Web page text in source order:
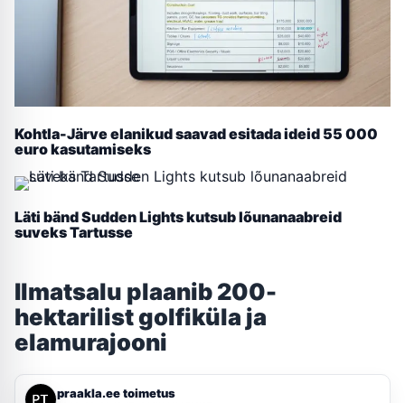
Kohtla-Järve elanikud saavad esitada ideid 55 000
euro kasutamiseks
Läti bänd Sudden Lights kutsub lõunanaabreid
suveks Tartusse
Ilmatsalu plaanib 200-
hektarilist golfiküla ja
elamurajooni
praakla.ee toimetus